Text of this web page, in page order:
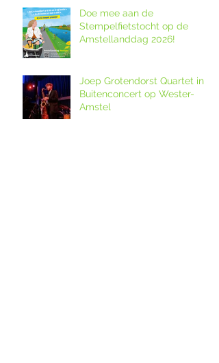
Doe mee aan de
Stempelfietstocht op de
Amstellanddag 2026!
Joep Grotendorst Quartet in
Buitenconcert op Wester-
Amstel